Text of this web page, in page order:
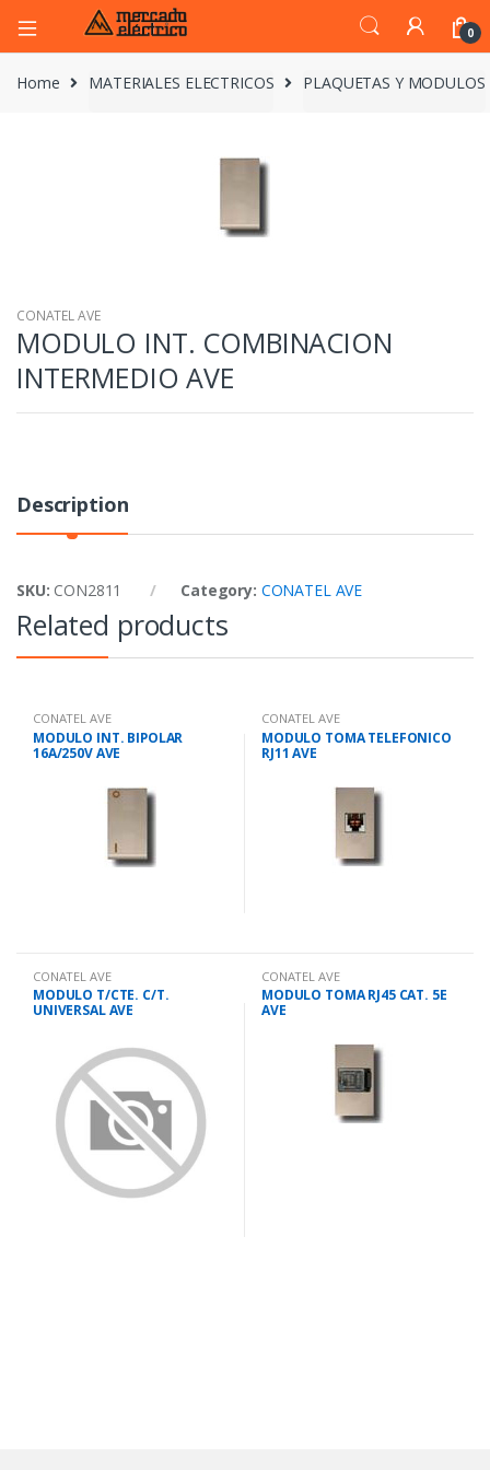
0
Home MATERIALES ELECTRICOS PLAQUETAS Y MODULOS
CONATEL AVE
MODULO INT. COMBINACION
INTERMEDIO AVE
Description
SKU: CON2811 Category: CONATEL AVE
Related products
CONATEL AVE
MODULO INT. BIPOLAR
16A/250V AVE
CONATEL AVE
MODULO TOMA TELEFONICO
RJ11 AVE
CONATEL AVE
MODULO T/CTE. C/T.
UNIVERSAL AVE
CONATEL AVE
MODULO TOMA RJ45 CAT. 5E
AVE